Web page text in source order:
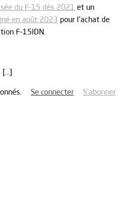
du F-15 dès 2021 et un
en août 2023 pour l’achat de
F-15IDN.
[…]
Se connecter S’abonner